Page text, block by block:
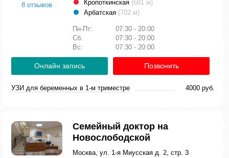
8 отзывов Кропоткинская (681 м)
Арбатская (702 м)
Пн-Пт:
07:30 - 20:00
Сб:
07:30 - 20:00
Вс:
07:30 - 20:00
Онлайн запись Позвонить
УЗИ для беременных в 1-м триместре 4000 руб.
Семейный доктор на
Новослободской
Москва, ул. 1-я Миусская д. 2, стр. 3